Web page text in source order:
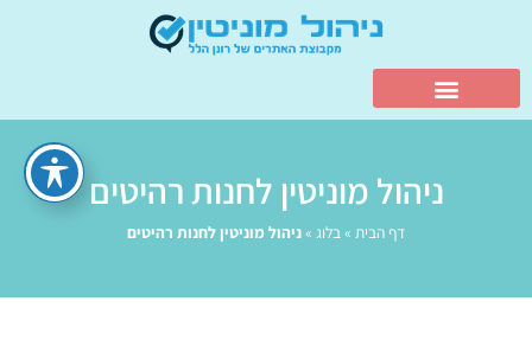
ניהול מוניטין לחנות רהיטים
דף הבית »בלוג »ניהול מוניטין לחנות רהיטים